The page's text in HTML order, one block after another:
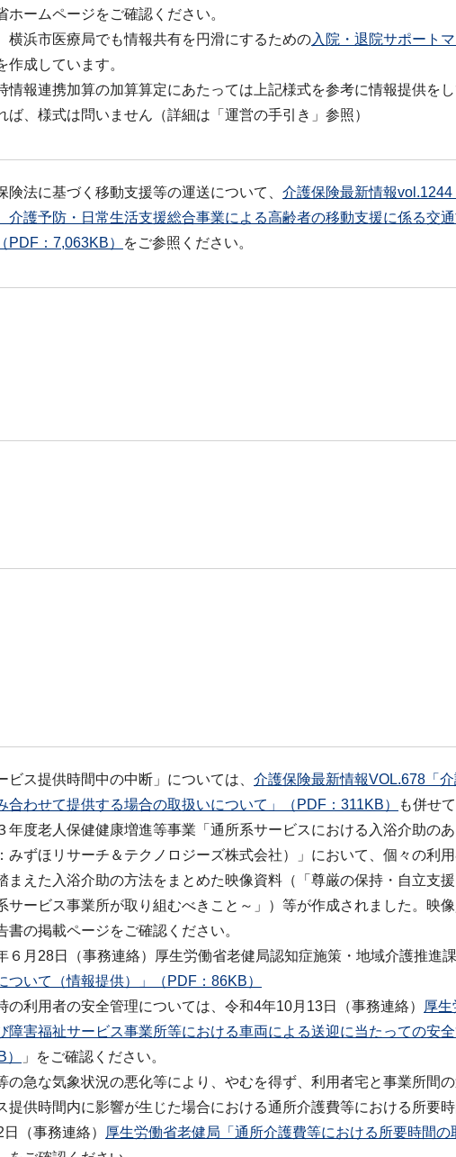
ホームページをご確認ください。
横浜市医療局でも情報共有を円滑にするための入院・退院サポート
作成しています。
情報連携加算の加算算定にあたっては上記様式を参考に情報提供をし
ば、様式は問いません（詳細は「運営の手引き」参照）
険法に基づく移動支援等の運送について、 介護保険最新情報
介護予防・日常生活支援総合事業による高齢者の移動支援に係る交
PDF：7,063KB）
をご参照ください。
ビス提供時間中の中断」については、 介護保険最新情報VOL.678「
合わせて提供する場合の取扱いについて」（PDF：311KB）
も併せ
年度老人保健健康増進等事業「通所系サービスにおける入浴介助の
みずほリサーチ＆テクノロジーズ株式会社）」において、個々の利
まえた入浴介助の方法をまとめた映像資料（「尊厳の保持・自立支
サービス事業所が取り組むべきこと～」）等が作成されました。映
書の掲載ページをご確認ください。
６月28日（事務連絡）厚生労働省老健局認知症施策・地域介護推進課
ついて（情報提供）」（PDF：86KB）
の利用者の安全管理については、令和4年10月13日（事務連絡）
厚
障害福祉サービス事業所等における車両による送迎に当たっての安
」をご確認ください。
の急な気象状況の悪化等により、やむを得ず、利用者宅と事業所間の
提供時間内に影響が生じた場合における通所介護費等における所要
（事務連絡）
厚生労働省老健局「通所介護費等における所要時間の